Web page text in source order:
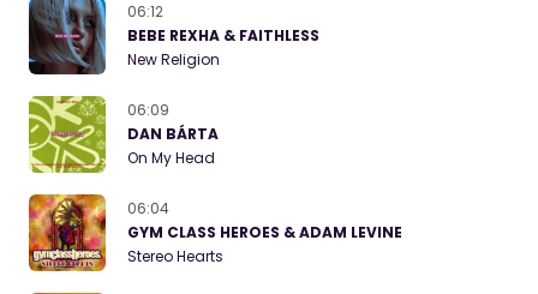
06:12
BEBE REXHA & FAITHLESS
New Religion
06:09
DAN BÁRTA
On My Head
06:04
GYM CLASS HEROES & ADAM LEVINE
Stereo Hearts